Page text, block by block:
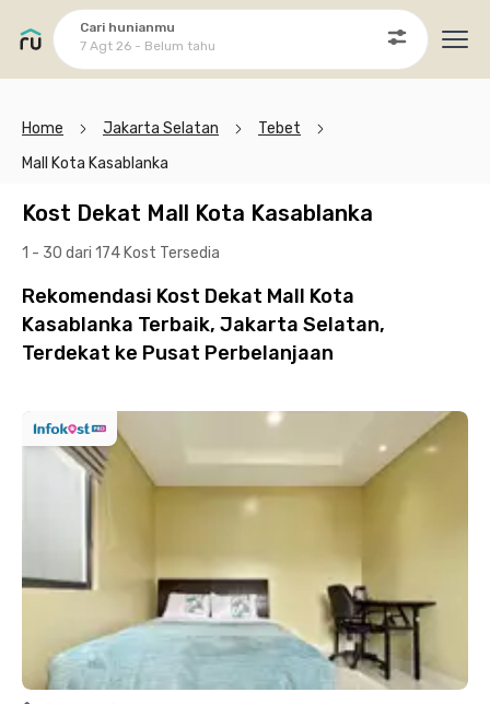
Cari hunianmu
7 Agt 26 - Belum tahu
Home Jakarta Selatan
Tebet
Mall Kota Kasablanka
Kost Dekat Mall Kota Kasablanka
1 - 30 dari 174 Kost Tersedia
Rekomendasi Kost Dekat Mall Kota
Kasablanka Terbaik, Jakarta Selatan,
Terdekat ke Pusat Perbelanjaan